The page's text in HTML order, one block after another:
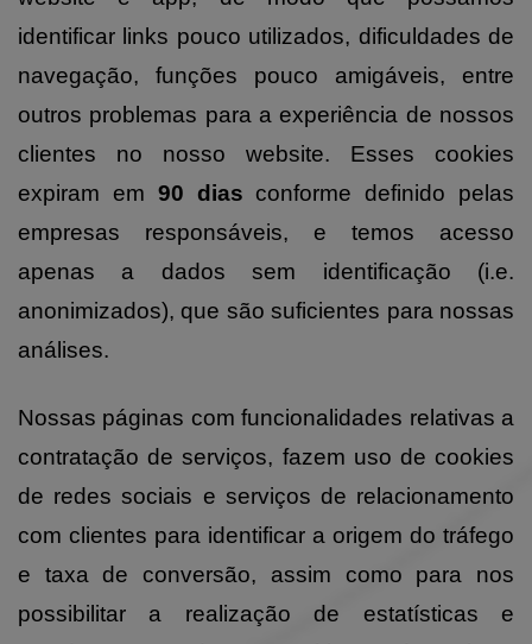
identificar links pouco utilizados, dificuldades de
navegação, funções pouco amigáveis, entre
outros problemas para a experiência de nossos
clientes no nosso website. Esses cookies
expiram em 90 dias conforme definido pelas
empresas responsáveis, e temos acesso
apenas a dados sem identificação (i.e.
anonimizados), que são suficientes para nossas
análises.
Nossas páginas com funcionalidades relativas a
contratação de serviços, fazem uso de cookies
de redes sociais e serviços de relacionamento
com clientes para identificar a origem do tráfego
e taxa de conversão, assim como para nos
possibilitar a realização de estatísticas e